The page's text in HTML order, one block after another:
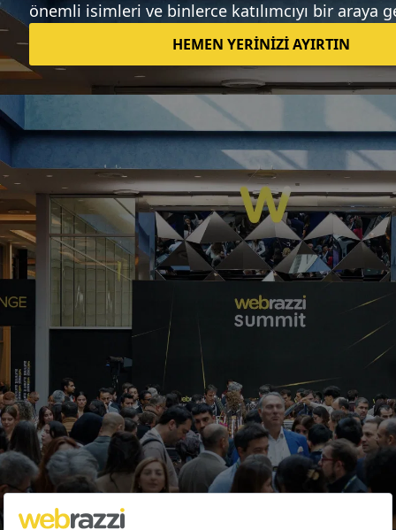
Facebook ön ödemeli hediye kartını
duyurdu: Facebook Card